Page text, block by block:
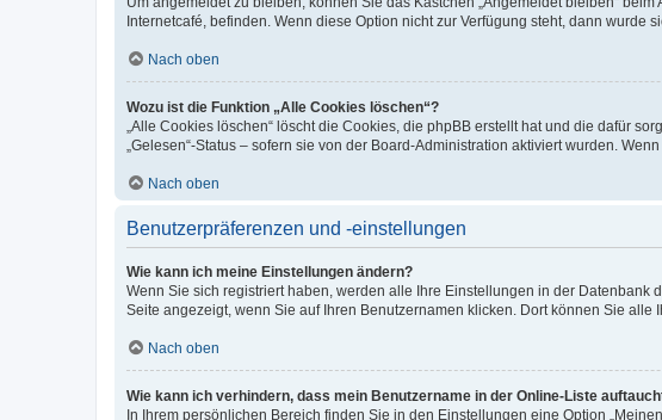
Internetcafé, befinden. Wenn diese Option nicht zur Verfügung steht, dann wurde
Nach oben
Wozu ist die Funktion „Alle Cookies löschen“?
„Alle Cookies löschen“ löscht die Cookies, die phpBB erstellt hat und die dafür
„Gelesen“-Status – sofern sie von der Board-Administration aktiviert wurden.
Nach oben
Benutzerpräferenzen und -einstellungen
Wie kann ich meine Einstellungen ändern?
Wenn Sie sich registriert haben, werden alle Ihre Einstellungen in der Datenbank
Seite angezeigt, wenn Sie auf Ihren Benutzernamen klicken. Dort können Sie alle
Nach oben
Wie kann ich verhindern, dass mein Benutzername in der Online-Liste
In Ihrem persönlichen Bereich finden Sie in den Einstellungen eine Option